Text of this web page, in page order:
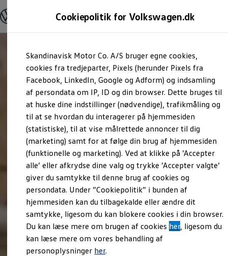
Cookiepolitik for Volkswagen.dk
Skandinavisk Motor Co. A/S bruger egne cookies,
cookies fra tredjeparter, Pixels (herunder Pixels fra
Facebook, LinkedIn, Google og Adform) og indsamling
af persondata om IP, ID og din browser. Dette bruges til
at huske dine indstillinger (nødvendige), trafikmåling og
til at se hvordan du interagerer på hjemmesiden
(statistiske), til at vise målrettede annoncer til dig
(marketing) samt for at følge din brug af hjemmesiden
(funktionelle og marketing). Ved at klikke på ’Accepter
alle’ eller afkrydse dine valg og trykke ’Accepter valgte’
giver du samtykke til denne brug af cookies og
persondata. Under ”Cookiepolitik” i bunden af
hjemmesiden kan du tilbagekalde eller ændre dit
samtykke, ligesom du kan blokere cookies i din browser.
Du kan læse mere om brugen af cookies her, ligesom du
kan læse mere om vores behandling af
personoplysninger her.
hovedindhold
footer
Modeller og konfigurator
Byg din Volkswagen
Alle modeller
Kend din Volkswagen
Erhvervsbiler
Værktøjskassen
ConnectedFleet
Service
California on Tour app
Elektriske biler
Elbiler
ID. Polo
ID. Cross
ID.3 Neo
ID.4
ID.5
ID.7
ID.7 Tourer
ID. Buzz
Konceptbiler
ID. EVERY1
ID. 2all & ID. GTI
Varebiler på el
Elektromobilitet i dagligdagen
Eldrevne modeller